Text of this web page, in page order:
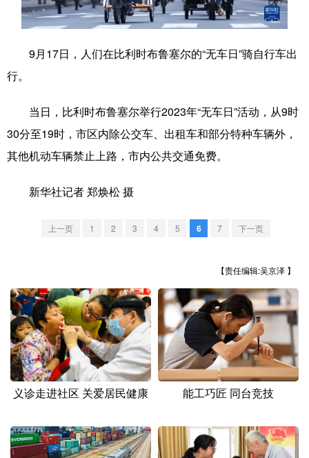
食品 人居 信息化 数字经济
文化产业
北京 天津 河北 山西
江苏
浙江 安徽 福建 江西
山东 河南 湖北 湖南
广东 广西 海南 重庆
四川 贵州 云南 西藏
新疆 内蒙古 黑龙江
9月17日，人们在比利时布鲁塞尔的“无车日”骑自行车出
行。
当日，比利时布鲁塞尔举行2023年“无车日”活动，从9时
30分至19时，市区内除公交车、出租车和部分特种车辆外，
其他机动车辆禁止上路，市内公共交通免费。
新华社记者 郑焕松 摄
上一页 1 2 3 4 5 6 7 下一页
【责任编辑:吴京泽 】
义诊走进社区 关爱居民健康 能工巧匠 同台竞技